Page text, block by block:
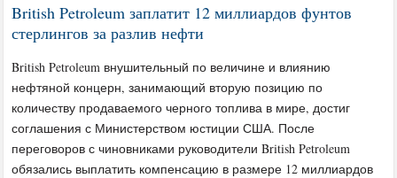
British Petroleum заплатит 12 миллиардов фунтов
стерлингов за разлив нефти
British Petroleum внушительный по величине и влиянию
нефтяной концерн, занимающий вторую позицию по
количеству продаваемого черного топлива в мире, достиг
соглашения с Министерством юстиции США. После
переговоров с чиновниками руководители British Petroleum
обязались выплатить компенсацию в размере 12 миллиардов